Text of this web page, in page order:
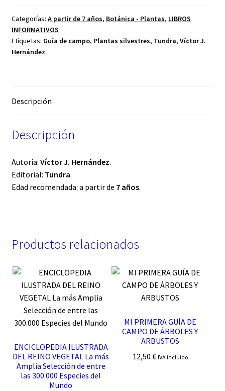
Categorías: A partir de 7 años, Botánica - Plantas, LIBROS
INFORMATIVOS
Etiquetas: Guía de campo, Plantas silvestres, Tundra, Víctor J.
Hernández
Descripción
Descripción
Autoría: Víctor J. Hernández.
Editorial: Tundra.
Edad recomendada: a partir de 7 años.
Productos relacionados
ENCICLOPEDIA ILUSTRADA
DEL REINO VEGETAL La más
Amplia Selección de entre
las 300.000 Especies del
Mundo
MI PRIMERA GUÍA DE
CAMPO DE ÁRBOLES Y
ARBUSTOS
12,50 € IVA incluido